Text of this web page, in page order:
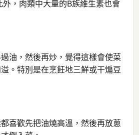
，肉類中大量的B族維生素也會
油，然後再炒，覺得這樣會使菜
。特別是在烹飪地三鮮或干煸豆
喜歡先把油燒高溫，然後再放蔥